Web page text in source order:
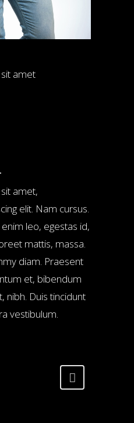
amet
amet,
elit. Nam cursus.
leo, egestas id,
mattis, massa.
diam. Praesent
et, bibendum
nibh. Duis tincidunt
vestibulum.